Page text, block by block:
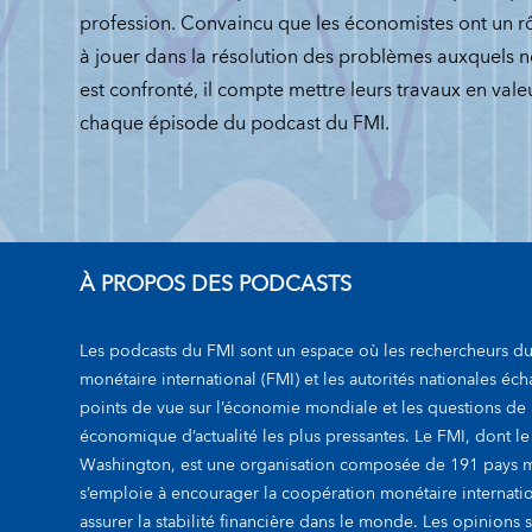
profession. Convaincu que les économistes ont un
à jouer dans la résolution des problèmes auxquels
est confronté, il compte mettre leurs travaux en
chaque épisode du podcast du FMI.
À PROPOS DES PODCASTS
Les podcasts du FMI sont un espace où les rechercheurs
monétaire international (FMI) et les autorités nationales
points de vue sur l’économie mondiale et les questions
économique d’actualité les plus pressantes. Le FMI, dont
Washington, est une organisation composée de 191 pays
s’emploie à encourager la coopération monétaire
assurer la stabilité financière dans le monde. Les opinions